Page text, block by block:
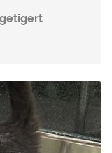
getigert